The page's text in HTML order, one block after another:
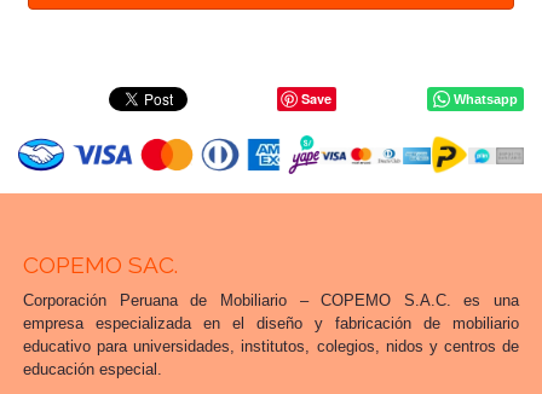
Save Whatsapp
COPEMO SAC.
Corporación Peruana de Mobiliario – COPEMO S.A.C. es una
empresa especializada en el diseño y fabricación de mobiliario
educativo para universidades, institutos, colegios, nidos y centros de
educación especial.